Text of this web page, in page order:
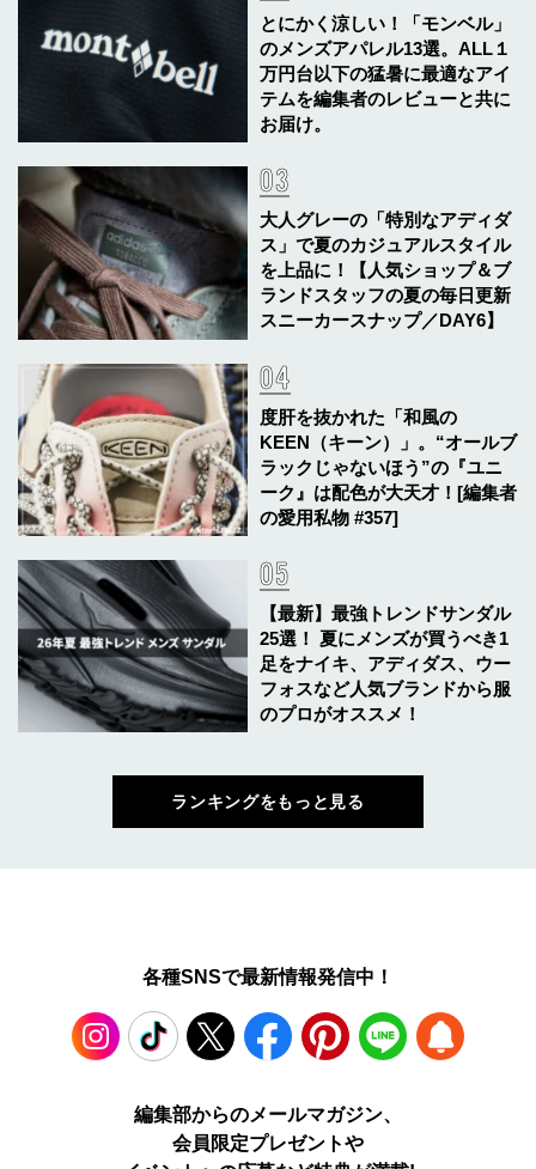
とにかく涼しい！「モンベル」
のメンズアパレル13選。ALL１
万円台以下の猛暑に最適なアイ
テムを編集者のレビューと共に
お届け。
大人グレーの「特別なアディダ
ス」で夏のカジュアルスタイル
を上品に！【人気ショップ＆ブ
ランドスタッフの夏の毎日更新
スニーカースナップ／DAY6】
度肝を抜かれた「和風の
KEEN（キーン）」。“オールブ
ラックじゃないほう”の『ユニ
ーク』は配色が大天才！[編集者
の愛用私物 #357]
【最新】最強トレンドサンダル
25選！ 夏にメンズが買うべき1
足をナイキ、アディダス、ウー
フォスなど人気ブランドから服
のプロがオススメ！
ランキングをもっと見る
各種SNSで最新情報発信中！
TikTok Facebook Pinterest LINE
編集部からのメールマガジン、
会員限定プレゼントや